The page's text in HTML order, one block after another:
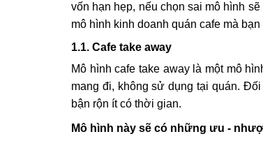
vốn hạn hẹp, nếu chọn sai mô hình
mô hình kinh doanh quán cafe mà bạn
1.1. Cafe take away
Mô hình cafe take away là một mô
mang đi, không sử dụng tại quán.
bận rộn ít có thời gian.
Mô hình này sẽ có những ưu -